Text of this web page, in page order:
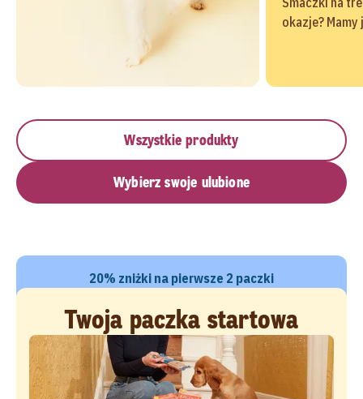
okazje?
Wszystkie produkty
Wybierz swoje ulubione
20% zniżki na pierwsze 2 paczki
Twoja paczka startowa